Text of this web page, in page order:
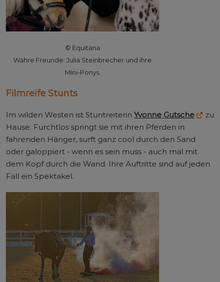
© Equitana
Wahre Freunde: Julia Steinbrecher und ihre
Mini-Ponys.
Filmreife Stunts
Im wilden Westen ist StuntreiterinYvonne Gutsche
zu
Hause. Furchtlos springt sie mit ihren Pferden in
fahrenden Hänger, surft ganz cool durch den Sand
oder galoppiert - wenn es sein muss - auch mal mit
dem Kopf durch die Wand. Ihre Auftritte sind auf jeden
Fall ein Spektakel.